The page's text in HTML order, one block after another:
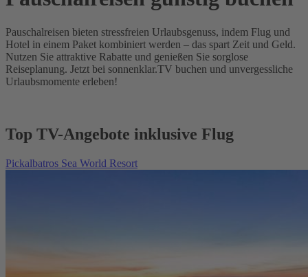
Pauschalreisen bieten stressfreien Urlaubsgenuss, indem Flug und
Hotel in einem Paket kombiniert werden – das spart Zeit und Geld.
Nutzen Sie attraktive Rabatte und genießen Sie sorglose
Reiseplanung. Jetzt bei sonnenklar.TV buchen und unvergessliche
Urlaubsmomente erleben!
Top TV-Angebote inklusive Flug
Pickalbatros Sea World Resort